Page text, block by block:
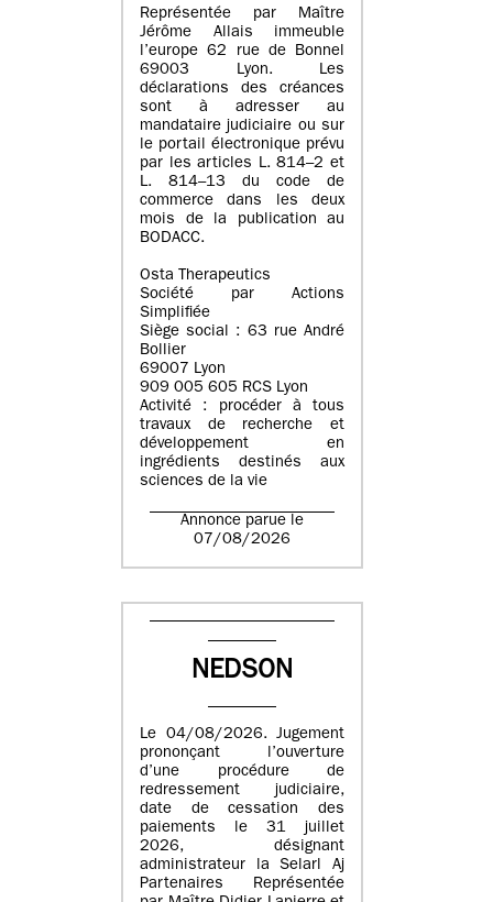
Représentée par Maître
Jérôme Allais immeuble
l’europe 62 rue de Bonnel
69003 Lyon. Les
déclarations des créances
sont à adresser au
mandataire judiciaire ou sur
le portail électronique prévu
par les articles L. 814–2 et
L. 814–13 du code de
commerce dans les deux
mois de la publication au
BODACC.
Osta Therapeutics
Société par Actions
Simplifiée
Siège social : 63 rue André
Bollier
69007 Lyon
909 005 605 RCS Lyon
Activité : procéder à tous
travaux de recherche et
développement en
ingrédients destinés aux
sciences de la vie
Annonce parue le
07/08/2026
NEDSON
Le 04/08/2026. Jugement
prononçant l’ouverture
d’une procédure de
redressement judiciaire,
date de cessation des
paiements le 31 juillet
2026, désignant
administrateur la Selarl Aj
Partenaires Représentée